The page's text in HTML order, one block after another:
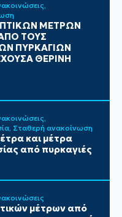
ΜΕΤΡΩΝ
ΤΟΥΣ
ΠΥΡΚΑΓΙΩΝ
ΘΕΡΙΝΗ
Σταθερή ανακοίνωση
και μέτρα
από πυρκαγιές
μέτρων από